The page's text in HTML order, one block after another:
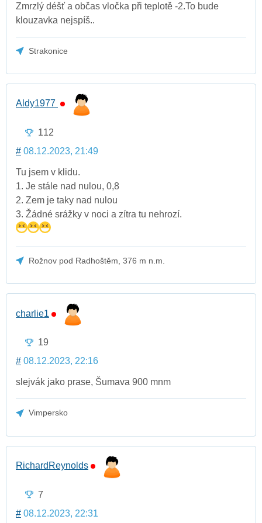
Zmrzlý déšť a občas vločka při teplotě -2.To bude
klouzavka nejspíš..
Strakonice
Aldy1977
112
# 08.12.2023, 21:49
Tu jsem v klidu.
1. Je stále nad nulou, 0,8
2. Zem je taky nad nulou
3. Žádné srážky v noci a zítra tu nehrozí.
Rožnov pod Radhoštěm, 376 m n.m.
charlie1
19
# 08.12.2023, 22:16
slejvák jako prase, Šumava 900 mnm
Vimpersko
RichardReynolds
7
# 08.12.2023, 22:31